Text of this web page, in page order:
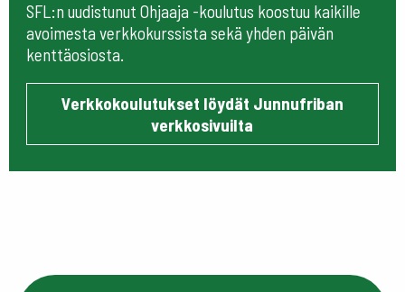
SFL:n uudistunut Ohjaaja -koulutus koostuu kaikille
avoimesta verkkokurssista sekä yhden päivän
kenttäosiosta.
Verkkokoulutukset löydät Junnufriban
verkkosivuilta